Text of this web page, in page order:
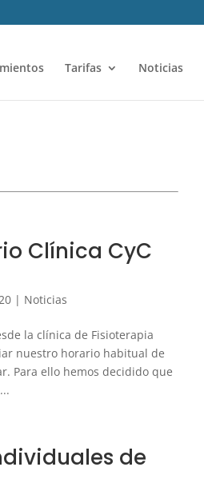
Tarifas Noticias
Clínica CyC
| Noticias
la clínica de Fisioterapia
nuestro horario habitual de
Para ello hemos decidido que
de